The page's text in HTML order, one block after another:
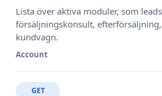
Lista över aktiva moduler, som
försäljningskonsult,
kundvagn.
Account
GET